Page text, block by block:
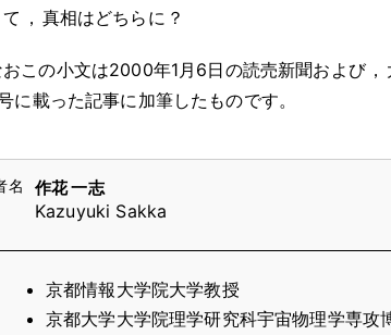
， 真相はどちらに ？
この小文は2000年1月6日の読売新聞および ，
に載った記事に加筆したものです。
作花 一志
Kazuyuki Sakka
京都情報大学院大学教授
京都大学大学院理学研究科宇宙物理学専攻